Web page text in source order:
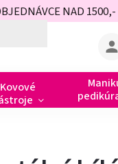
NAD
Kovové